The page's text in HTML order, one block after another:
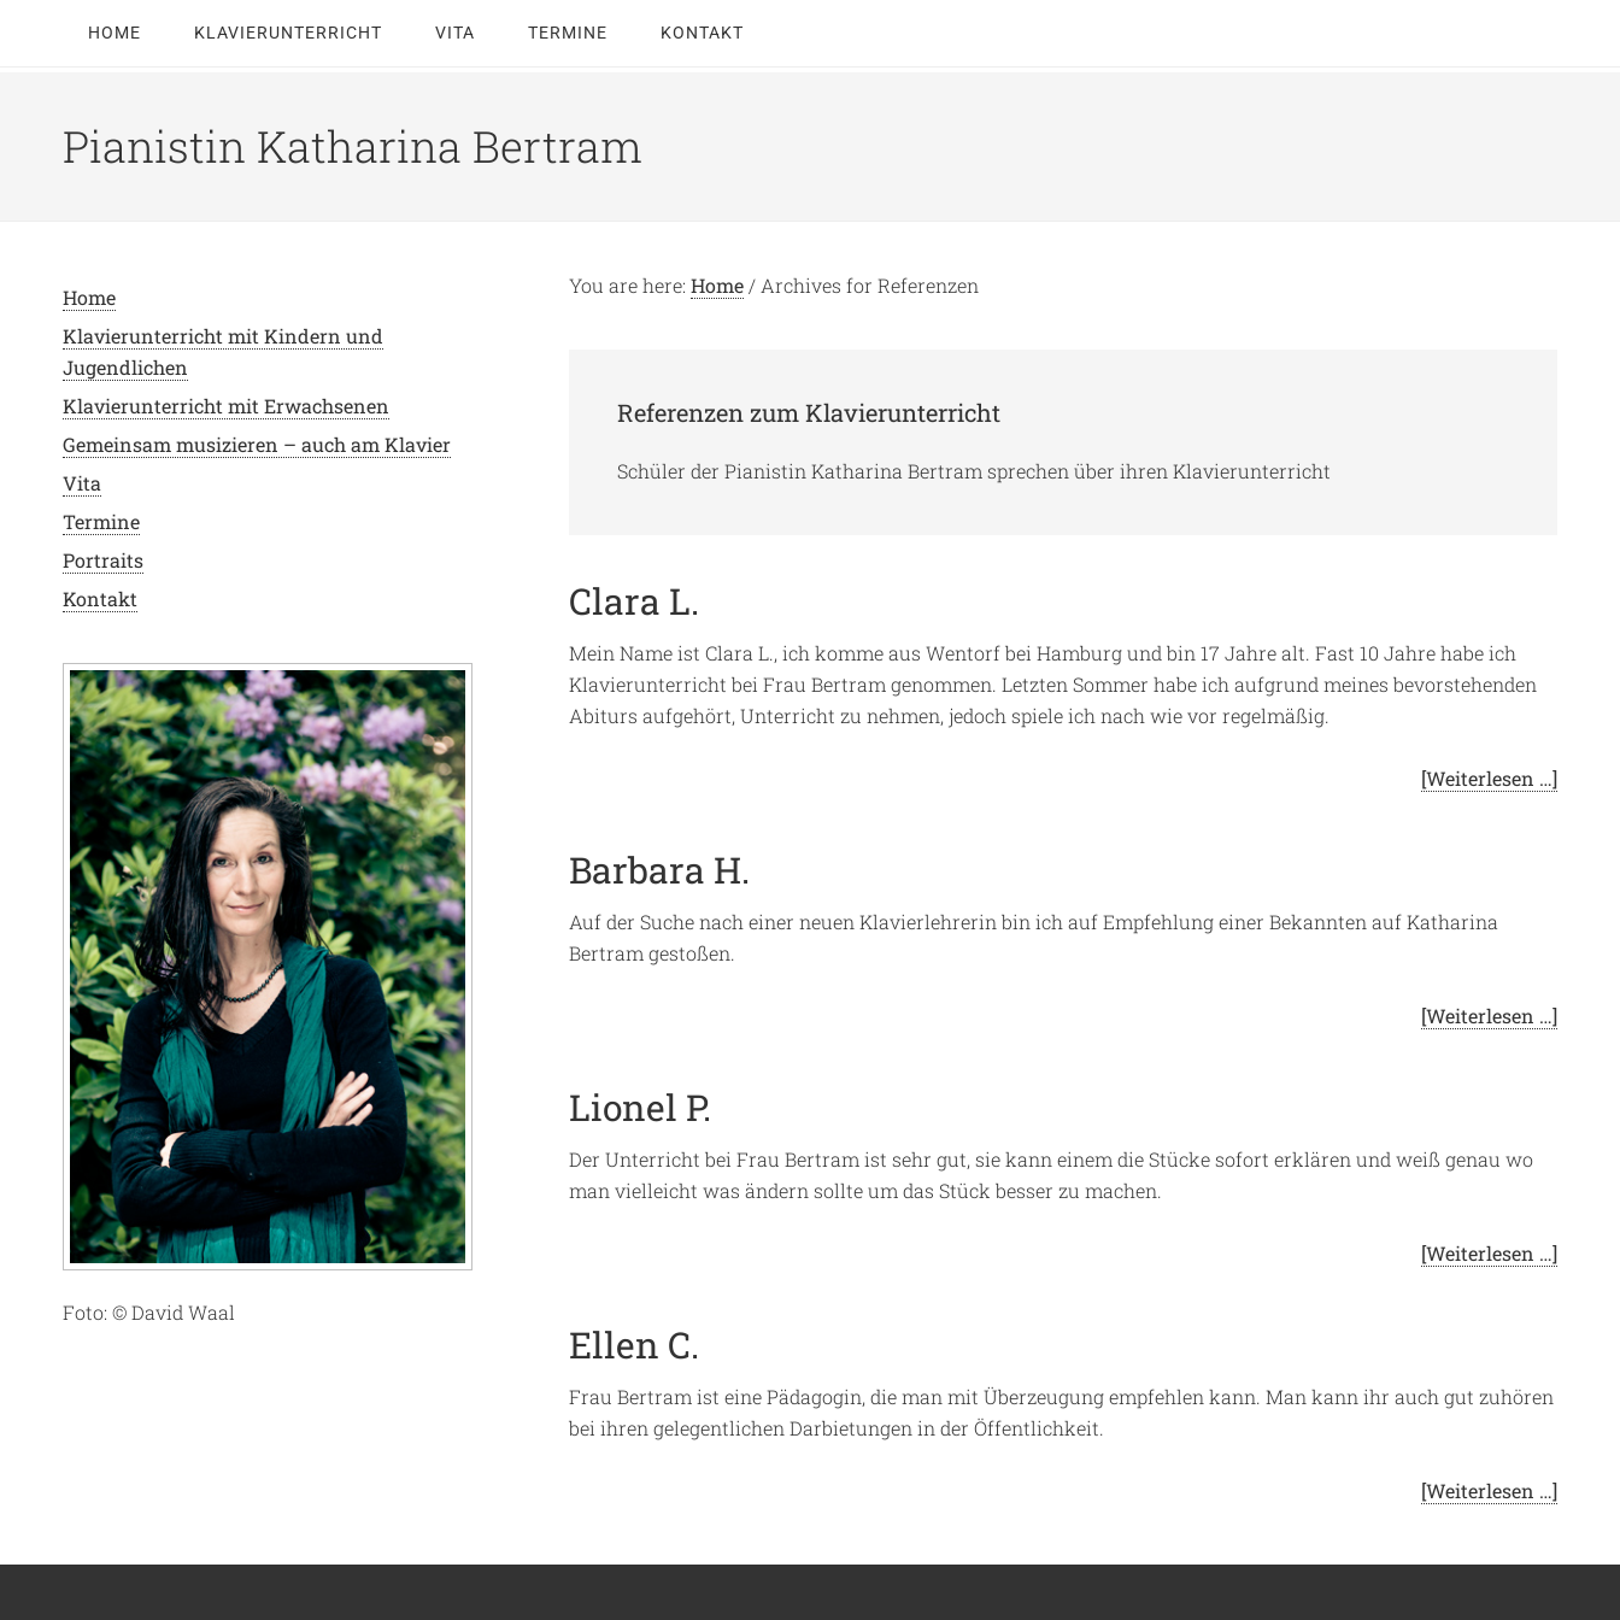
HOME KLAVIERUNTERRICHT VITA TERMINE KONTAKT
Pianistin Katharina Bertram
You are here: Home / Archives for Referenzen
Referenzen zum Klavierunterricht
Schüler der Pianistin Katharina Bertram sprechen über ihren Klavierunterricht
Clara L.
Mein Name ist Clara L., ich komme aus Wentorf bei Hamburg und bin 17 Jahre alt. Fast 10 Jahre habe ich
Klavierunterricht bei Frau Bertram genommen. Letzten Sommer habe ich aufgrund meines bevorstehenden
Abiturs aufgehört, Unterricht zu nehmen, jedoch spiele ich nach wie vor regelmäßig.
[Weiterlesen …]
Barbara H.
Auf der Suche nach einer neuen Klavierlehrerin bin ich auf Empfehlung einer Bekannten auf Katharina
Bertram gestoßen.
[Weiterlesen …]
Lionel P.
Der Unterricht bei Frau Bertram ist sehr gut, sie kann einem die Stücke sofort erklären und weiß genau wo
man vielleicht was ändern sollte um das Stück besser zu machen.
[Weiterlesen …]
Ellen C.
Frau Bertram ist eine Pädagogin, die man mit Überzeugung empfehlen kann. Man kann ihr auch gut zuhören
bei ihren gelegentlichen Darbietungen in der Öffentlichkeit.
[Weiterlesen …]
Home
Klavierunterricht mit Kindern und
Jugendlichen
Klavierunterricht mit Erwachsenen
Gemeinsam musizieren – auch am Klavier
Vita
Termine
Portraits
Kontakt
Foto: © David Waal